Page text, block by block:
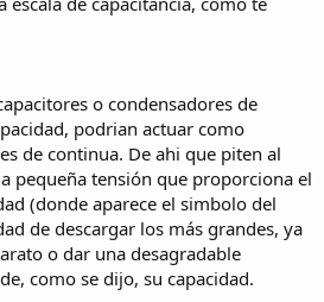
pone cómo solucionarlo creo.
señal de mute no está activa?
aquí, tengo bastante interés en saber
esta TV. Muchas gracias a todos.
o condensadores de
podrian actuar como
de continua. De ahi que piten al
pequeña tensión que proporciona el
(donde aparece el simbolo del
de descargar los más grandes, ya
o dar una desagradable
como se dijo, su capacidad.